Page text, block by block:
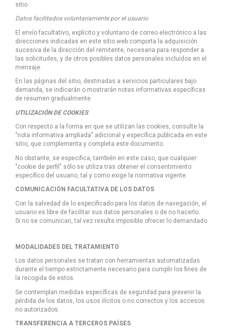
sitio.
Datos facilitados voluntariamente por el usuario
El envío facultativo, explícito y voluntario de correo electrónico a las
direcciones indicadas en este sitio web comporta la adquisición
sucesiva de la dirección del remitente, necesaria para responder a
las solicitudes, y de otros posibles datos personales incluidos en el
mensaje.
En las páginas del sitio, destinadas a servicios particulares bajo
demanda, se indicarán o mostrarán notas informativas específicas
de resumen gradualmente.
UTILIZACIÓN DE COOKIES
Con respecto a la forma en que se utilizan las cookies, consulte la
"nota informativa ampliada" adicional y específica publicada en este
sitio, que complementa y completa este documento.
No obstante, se especifica, también en este caso, que cualquier
"cookie de perfil" sólo se utiliza tras obtener el consentimiento
específico del usuario, tal y como exige la normativa vigente.
COMUNICACIÓN FACULTATIVA DE LOS DATOS
Con la salvedad de lo especificado para los datos de navegación, el
usuario es libre de facilitar sus datos personales o de no hacerlo.
Si no se comunican, tal vez resulte imposible ofrecer lo demandado.
MODALIDADES DEL TRATAMIENTO
Los datos personales se tratan con herramientas automatizadas
durante el tiempo estrictamente necesario para cumplir los fines de
la recogida de estos.
Se contemplan medidas específicas de seguridad para prevenir la
pérdida de los datos, los usos ilícitos o no correctos y los accesos
no autorizados.
TRANSFERENCIA A TERCEROS PAÍSES